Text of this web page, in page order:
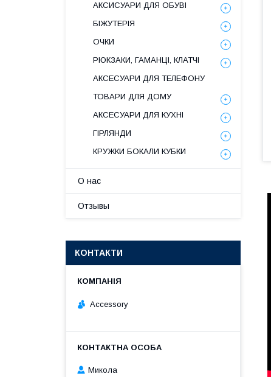
АКСИСУАРИ ДЛЯ ОБУВІ
БІЖУТЕРІЯ
ОЧКИ
РЮКЗАКИ, ГАМАНЦІ, КЛАТЧІ
АКСЕСУАРИ ДЛЯ ТЕЛЕФОНУ
ТОВАРИ ДЛЯ ДОМУ
АКСЕСУАРИ ДЛЯ КУХНІ
ГІРЛЯНДИ
КРУЖКИ БОКАЛИ КУБКИ
О нас
Отзывы
КОНТАКТИ
Accessory
Микола